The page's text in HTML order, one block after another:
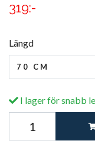
319:-
Längd
70 CM
I lager för snabb